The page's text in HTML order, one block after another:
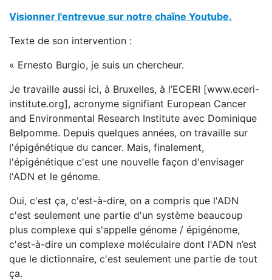
Visionner l'entrevue sur notre chaîne Youtube.
Texte de son intervention :
« Ernesto Burgio, je suis un chercheur.
Je travaille aussi ici, à Bruxelles, à l’ECERI [www.eceri-
institute.org], acronyme signifiant European Cancer
and Environmental Research Institute avec Dominique
Belpomme. Depuis quelques années, on travaille sur
l'épigénétique du cancer. Mais, finalement,
l'épigénétique c'est une nouvelle façon d'envisager
l'ADN et le génome.
Oui, c'est ça, c'est-à-dire, on a compris que l'ADN
c'est seulement une partie d'un système beaucoup
plus complexe qui s'appelle génome / épigénome,
c'est-à-dire un complexe moléculaire dont l'ADN n’est
que le dictionnaire, c'est seulement une partie de tout
ça.